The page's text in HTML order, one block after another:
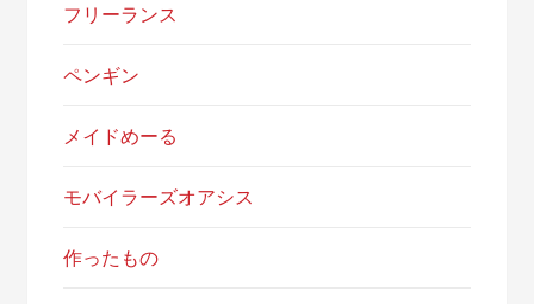
フリーランス
ペンギン
メイドめーる
モバイラーズオアシス
作ったもの